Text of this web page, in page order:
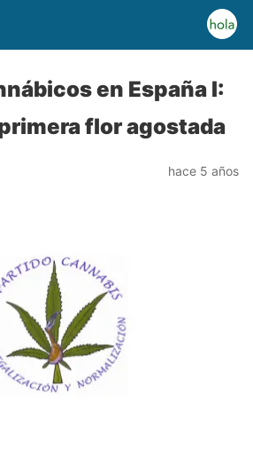
en España I:
flor agostada
hace 5 años